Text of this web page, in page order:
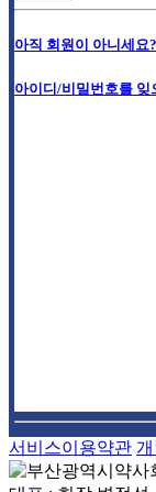
아직 회원이 아니세요?
아이디/비밀번호를 잊
서비스이용약관